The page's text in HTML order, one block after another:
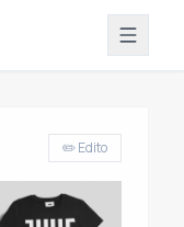
✏️ Edito